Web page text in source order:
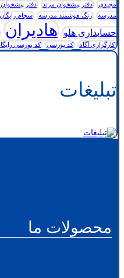
مجیدی
دفتر پیشخوان مرند دفتر پیشخوان
مدرسه
زنگ هوشمند مدرسه سجام رایگان
حسابداری هلو هادیران
کارگزاری آگاه
کد بورسی کد بورسی
تبلیغات
محصولات ما